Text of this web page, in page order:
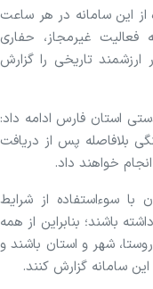
از این سامانه در هر ساعت
فعالیت غیرمجاز، حفاری
ارزشمند تاریخی را گزارش
استان فارس ادامه داد:
بلافاصله پس از دریافت
خواهند داد.
سوءاستفاده از شرایط
باشند؛ بنابراین از همه
شهر و استان باشند و
سامانه گزارش کنند.